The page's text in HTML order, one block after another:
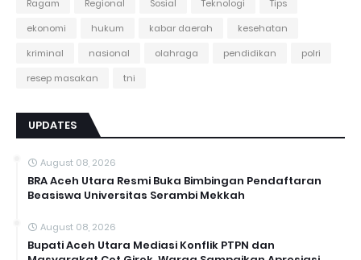
Ragam
Regional Sosial Teknologi
Tips
ekonomi
hukum kabar daerah
kesehatan
kriminal
nasional olahraga pendidikan
polri
resep masakan
tni
UPDATES
August 08, 2026
BRA Aceh Utara Resmi Buka Bimbingan Pendaftaran
Beasiswa Universitas Serambi Mekkah
August 08, 2026
Bupati Aceh Utara Mediasi Konflik PTPN dan